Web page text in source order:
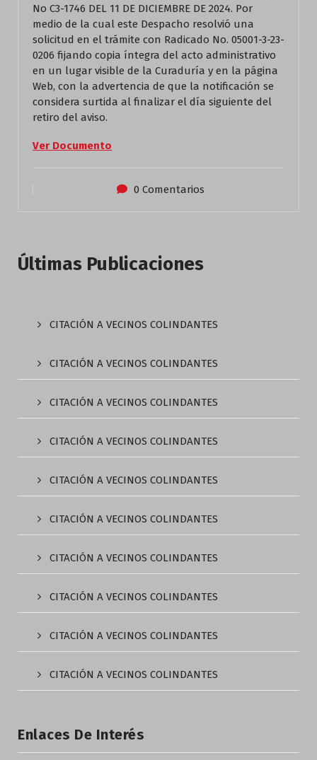
No C3-1746 DEL 11 DE DICIEMBRE DE 2024. Por
medio de la cual este Despacho resolvió una
solicitud en el trámite con Radicado No. 05001-3-23-
0206 fijando copia íntegra del acto administrativo
en un lugar visible de la Curaduría y en la página
Web, con la advertencia de que la notificación se
considera surtida al finalizar el día siguiente del
retiro del aviso.
Ver Documento
0 Comentarios
Últimas Publicaciones
CITACIÓN A VECINOS COLINDANTES
CITACIÓN A VECINOS COLINDANTES
CITACIÓN A VECINOS COLINDANTES
CITACIÓN A VECINOS COLINDANTES
CITACIÓN A VECINOS COLINDANTES
CITACIÓN A VECINOS COLINDANTES
CITACIÓN A VECINOS COLINDANTES
CITACIÓN A VECINOS COLINDANTES
CITACIÓN A VECINOS COLINDANTES
CITACIÓN A VECINOS COLINDANTES
Enlaces De Interés